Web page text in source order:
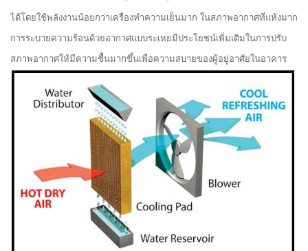
ได้โดยใช้พลังงานน้อยกว่าเครื่องทำความเย็นมาก ในสภาพอากาศที่แห้งมาก
การระบายความร้อนด้วยอากาศแบบระเหยมีประโยชน์เพิ่มเติมในการปรับ
สภาพอากาศให้มีความชื้นมากขึ้นเพื่อความสบายของผู้อยู่อาศัยในอาคาร